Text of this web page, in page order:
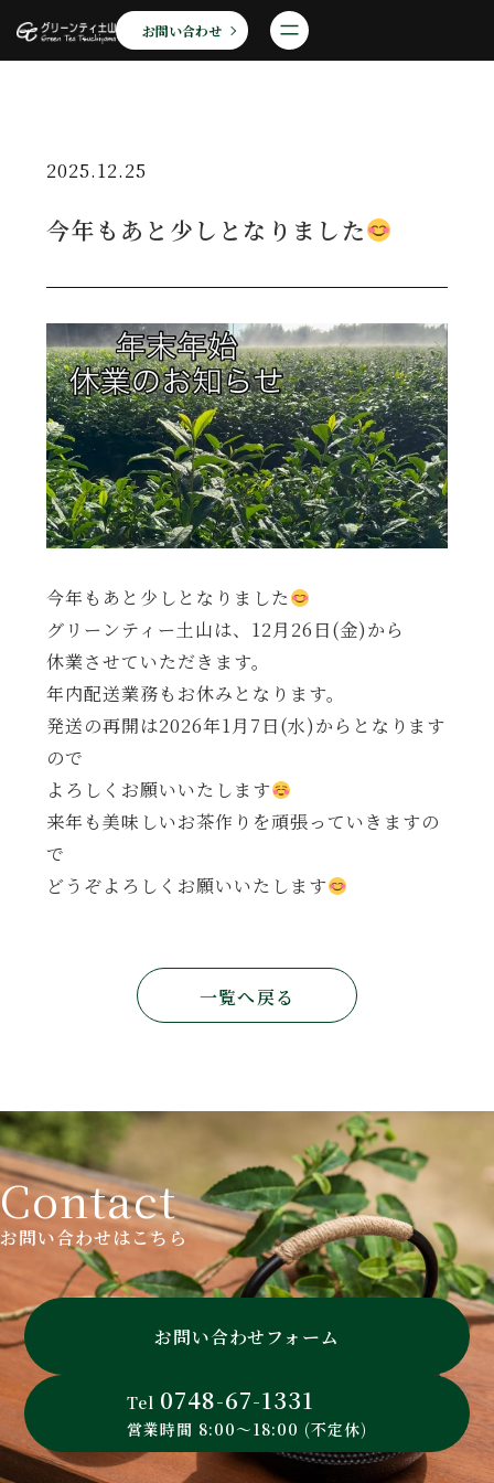
お問い合わせ
2025.12.25
今年もあと少しとなりました
今年もあと少しとなりました
グリーンティー土山は、12月26日(金)から
休業させていただきます。
年内配送業務もお休みとなります。
発送の再開は2026年1月7日(水)からとなります
ので
よろしくお願いいたします
来年も美味しいお茶作りを頑張っていきますの
で
どうぞよろしくお願いいたします
一覧へ戻る
Contact
お問い合わせはこちら
お問い合わせフォーム
Tel 0748-67-1331
営業時間 8:00～18:00 (不定休)